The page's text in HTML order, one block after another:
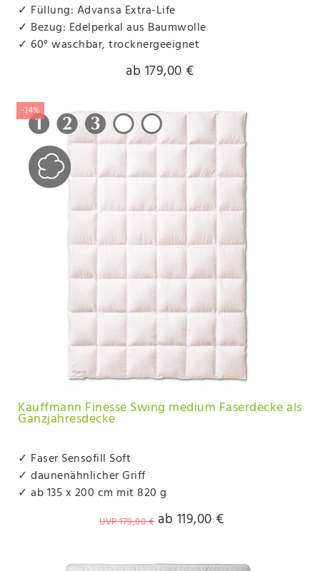
✓ Füllung: Advansa Extra-Life
✓ Bezug: Edelperkal aus Baumwolle
✓ 60° waschbar, trocknergeeignet
ab 179,00 €
-34%
Kauffmann Finesse Swing medium Faserdecke als
Ganzjahresdecke
✓ Faser Sensofill Soft
✓ daunenähnlicher Griff
✓ ab 135 x 200 cm mit 820 g
UVP 179,00 € ab 119,00 €